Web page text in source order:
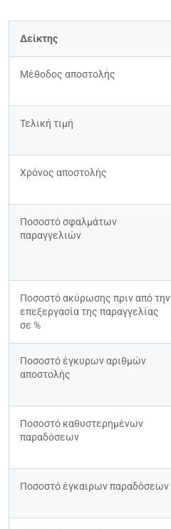
Δείκτης
Μέθοδος αποστολής
Τελική τιμή
Χρόνος αποστολής
Ποσοστό σφαλμάτων
παραγγελιών
Ποσοστό ακύρωσης πριν από την
επεξεργασία της παραγγελίας
σε %
Ποσοστό έγκυρων αριθμών
αποστολής
Ποσοστό καθυστερημένων
παραδόσεων
Ποσοστό έγκαιρων παραδόσεων